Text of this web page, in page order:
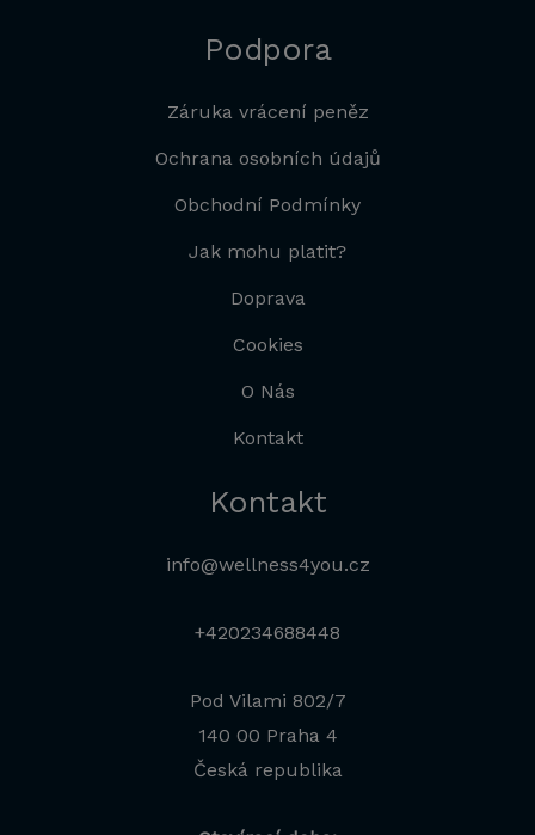
Podpora
Záruka vrácení peněz
Ochrana osobních údajů
Obchodní Podmínky
Jak mohu platit?
Doprava
Cookies
O Nás
Kontakt
Kontakt
info@wellness4you.cz
+420234688448
Pod Vilami 802/7
140 00 Praha 4
Česká republika